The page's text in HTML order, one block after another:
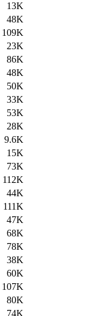
13K
48K
109K
23K
86K
48K
50K
33K
53K
28K
9.6K
15K
73K
112K
44K
111K
47K
68K
78K
38K
60K
107K
80K
74K